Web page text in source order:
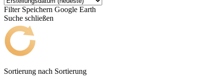
Filter Speichern Google Earth
Suche schließen
Sortierung nach Sortierung